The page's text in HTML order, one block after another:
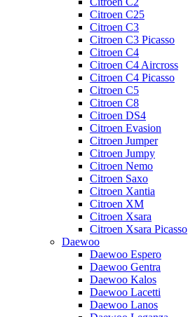
Citroen C25
Citroen C3
Citroen C3 Picasso
Citroen C4
Citroen C4 Aircross
Citroen C4 Picasso
Citroen C5
Citroen C8
Citroen DS4
Citroen Evasion
Citroen Jumper
Citroen Jumpy
Citroen Nemo
Citroen Saxo
Citroen Xantia
Citroen XM
Citroen Xsara
Citroen Xsara Picasso
Daewoo
Daewoo Espero
Daewoo Gentra
Daewoo Kalos
Daewoo Lacetti
Daewoo Lanos